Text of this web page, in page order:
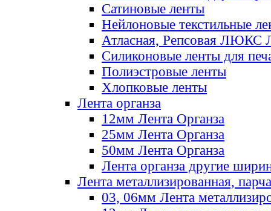
Сатиновые ленты
Нейлоновые текстильные
Атласная, Репсовая ЛЮКС
Силиконовые ленты для
Полиэстровые ленты
Хлопковые ленты
Лента органза
12мм Лента Органза
25мм Лента Органза
50мм Лента Органза
Лента органза другие
Лента металлизированная, парча
03, 06мм Лента